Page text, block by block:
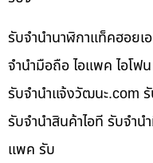
รับจำนำนาฬิกาแท็คฮอยเ
จำนำมือถือ ไอแพค ไอโฟ
รับจํานําแจ้งวัฒนะ.com
รับจำนำสินค้าไอที รับจำ
แพค รับ